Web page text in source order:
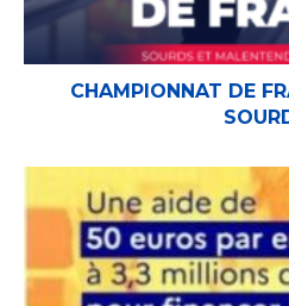
CHAMPIONNAT DE